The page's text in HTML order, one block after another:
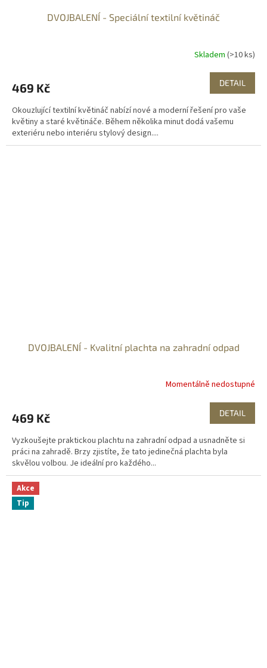
DVOJBALENÍ - Speciální textilní květináč
Skladem (>10 ks)
469 Kč DETAIL
Okouzlující textilní květináč nabízí nové a moderní řešení pro vaše
květiny a staré květináče. Během několika minut dodá vašemu
exteriéru nebo interiéru stylový design....
DVOJBALENÍ - Kvalitní plachta na zahradní odpad
Momentálně nedostupné
469 Kč DETAIL
Vyzkoušejte praktickou plachtu na zahradní odpad a usnadněte si
práci na zahradě. Brzy zjistíte, že tato jedinečná plachta byla
skvělou volbou. Je ideální pro každého...
Akce
Tip